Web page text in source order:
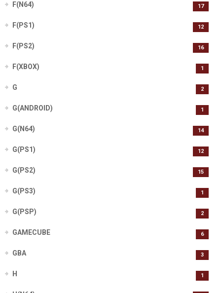
F(N64) 17
F(PS1) 12
F(PS2) 16
F(XBOX) 1
G 2
G(ANDROID) 1
G(N64) 14
G(PS1) 12
G(PS2) 15
G(PS3) 1
G(PSP) 2
GAMECUBE 6
GBA 3
H 1